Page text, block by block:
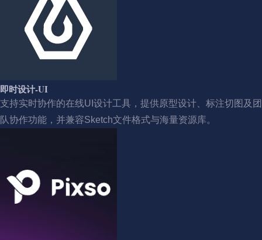
即时设计-UI
支持实时协作的在线UI设计工具，提供原型设计、标注切图及团
队协作功能，并兼容Sketch文件格式与海量资源库。